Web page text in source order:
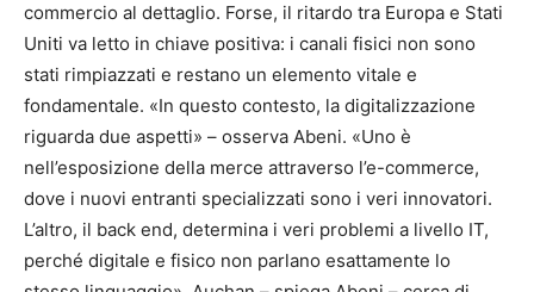
commercio al dettaglio. Forse, il ritardo tra Europa e Stati
Uniti va letto in chiave positiva: i canali fisici non sono
stati rimpiazzati e restano un elemento vitale e
fondamentale. «In questo contesto, la digitalizzazione
riguarda due aspetti» – osserva Abeni. «Uno è
nell’esposizione della merce attraverso l’e-commerce,
dove i nuovi entranti specializzati sono i veri innovatori.
L’altro, il back end, determina i veri problemi a livello IT,
perché digitale e fisico non parlano esattamente lo